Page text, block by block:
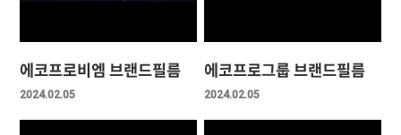
에코프로비엠 브랜드필름
2024.02.05
에코프로그룹 브랜드필름
2024.02.05